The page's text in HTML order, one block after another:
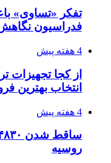
۱۴۰۵/۰۴/۱۸
۱۴۲۰؛ راه ارتباطی بیمه شدگان تأمین‌اجتماعی
۱۴۰۵/۰۴/۱۶
احتمال بازگشت
طی ۲ تا ۳ ماه آینده
۱۴۰۵/۰۴/۱۵
شکست شاگردان
برای عنوان